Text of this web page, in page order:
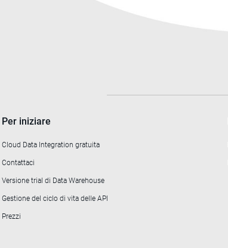
Per iniziare
Cloud Data Integration gratuita
Contattaci
Versione trial di Data Warehouse
Gestione del ciclo di vita delle API
Prezzi